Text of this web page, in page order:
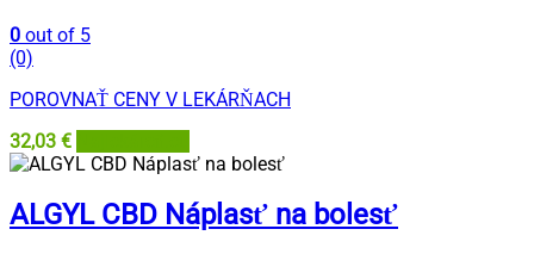
0 out of 5
(0)
POROVNAŤ CENY V LEKÁRŇACH
32,03 €
ALGYL CBD Náplasť na bolesť